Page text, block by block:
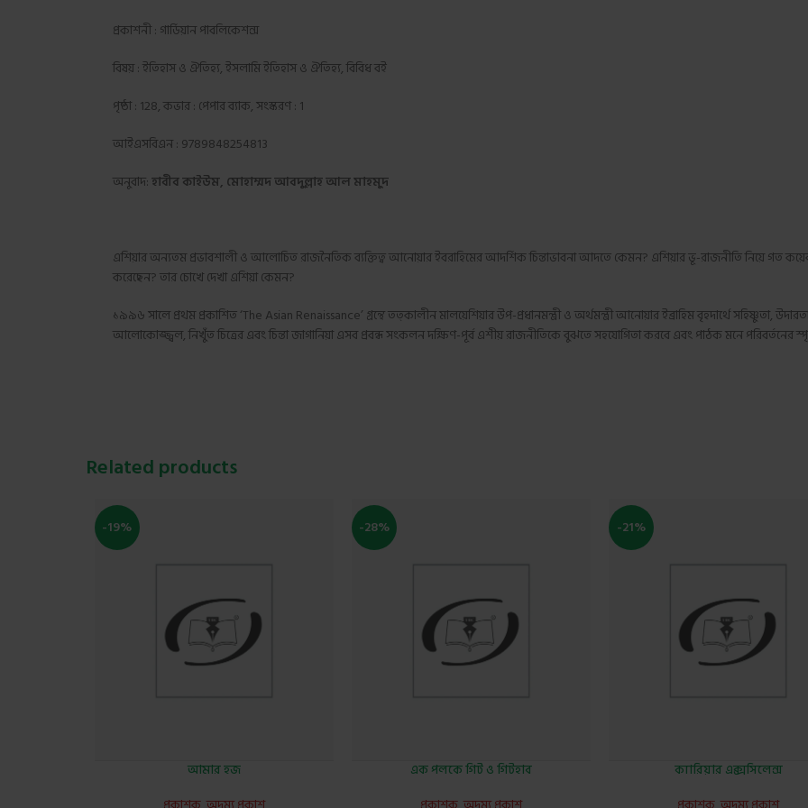
প্রকাশনী : গার্ডিয়ান পাবলিকেশন্স
বিষয় : ইতিহাস ও ঐতিহ্য, ইসলামি ইতিহাস ও ঐতিহ্য, বিবিধ বই
পৃষ্ঠা : 128, কভার : পেপার ব্যাক, সংস্করণ : 1
আইএসবিএন : 9789848254813
অনুবাদ:হাবীবকাইউম, মোহাম্মদআবদুল্লাহআলমাহমুদ
এশিয়ার অন্যতম প্রভাবশালী ও আলোচিত রাজনৈতিক ব্যক্তিত্ব আনোয়ার ইবরাহিমের আদর্শিক চিন্তাভাবনা আদতে কেমন? এশিয়ার ভূ-রাজনীতি নিয়ে গত
করেছেন? তার চোখে দেখা এশিয়া কেমন?
১৯৯৬ সালে প্রথম প্রকাশিত ‘The Asian Renaissance’ গ্রন্থে তত্কালীন মালয়েশিয়ার উপ-প্রধানমন্ত্রী ও অর্থমন্ত্রী আনোয়ার ইব্রাহিম বৃহদার্থে সহিষ্ণুতা,
আলোকোজ্জ্বল, নিখুঁত চিত্রের এবং চিন্তা জাগানিয়া এসব প্রবন্ধ সংকলন দক্ষিণ-পূর্ব এশীয় রাজনীতিকে বুঝতে সহযোগিতা করবে এবং পাঠক মনে পরিবর্তনের
Related products
-19%
আমার হজ
-28%
এক পলকে গিট ও গিটহাব
-21%
ক্যারিয়ার এক্সসিলেন্স